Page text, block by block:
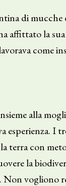
di
affittato la
come
alla
esperienza.
terra con
la
vogliono